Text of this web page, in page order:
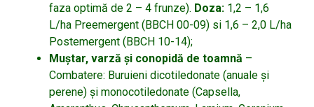
faza optimă de 2 – 4 frunze). Doza: 1,2 – 1,6
L/ha Preemergent (BBCH 00-09) si 1,6 – 2,0 L/ha
Postemergent (BBCH 10-14);
Muștar, varză și conopidă de toamnă –
Combatere: Buruieni dicotiledonate (anuale și
perene) și monocotiledonate (Capsella,